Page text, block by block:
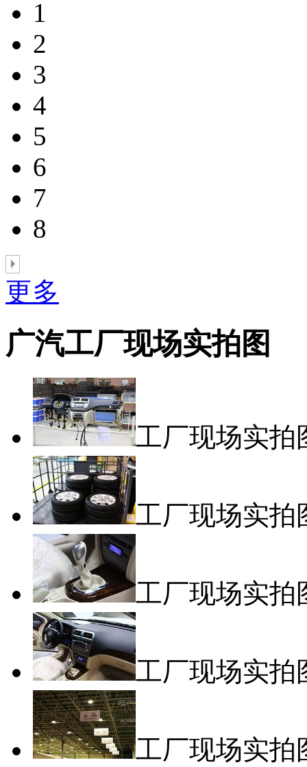
1
2
3
4
5
6
7
8
更多
广汽工厂现场实拍图
工厂现场实拍
工厂现场实拍
工厂现场实拍
工厂现场实拍
工厂现场实拍